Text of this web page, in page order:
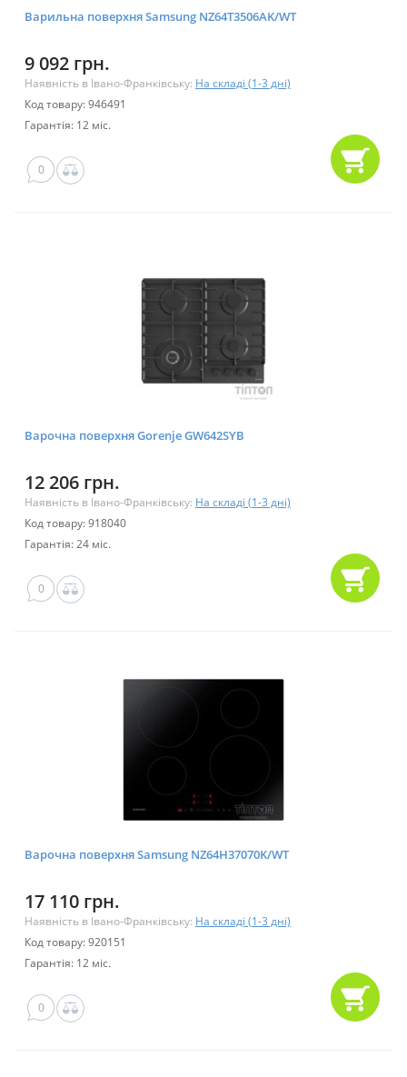
Варильна поверхня Samsung NZ64T3506AK/WT
9 092 грн.
Наявність в Івано-Франківську: На складі (1-3 дні)
Код товару: 946491
Гарантія: 12 міс.
0
Варочна поверхня Gorenje GW642SYB
12 206 грн.
Наявність в Івано-Франківську: На складі (1-3 дні)
Код товару: 918040
Гарантія: 24 міс.
0
Варочна поверхня Samsung NZ64H37070K/WT
17 110 грн.
Наявність в Івано-Франківську: На складі (1-3 дні)
Код товару: 920151
Гарантія: 12 міс.
0